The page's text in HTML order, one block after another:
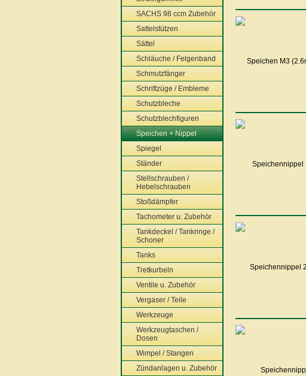
SACHS 98 ccm Zubehör
Sattelstützen
Sättel
Schläuche / Felgenband
Schmutzfänger
Schriftzüge / Embleme
Schutzbleche
Schutzblechfiguren
Speichen + Nippel
Spiegel
Ständer
Stellschrauben /
Hebelschrauben
Stoßdämpfer
Tachometer u. Zubehör
Tankdeckel / Tankringe /
Schoner
Tanks
Tretkurbeln
Ventile u. Zubehör
Vergaser / Teile
Werkzeuge
Werkzeugtaschen /
Dosen
Wimpel / Stangen
Zündanlagen u. Zubehör